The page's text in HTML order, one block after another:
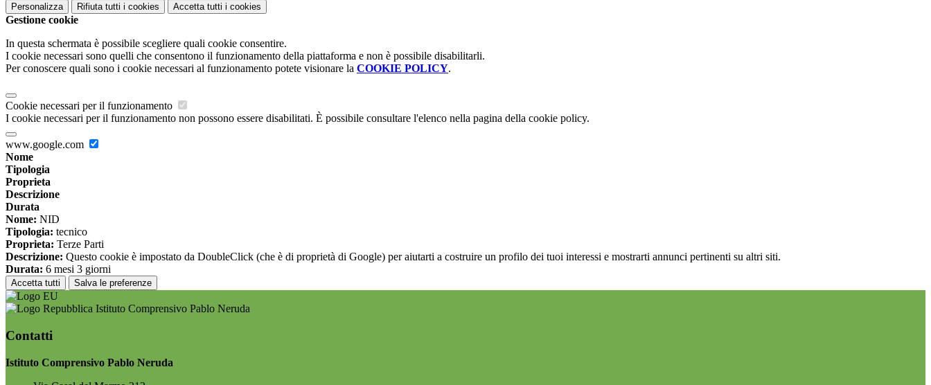
Personalizza Rifiuta tutti i cookies Accetta tutti i cookies
Gestione cookie
In questa schermata è possibile scegliere quali cookie consentire.
I cookie necessari sono quelli che consentono il funzionamento della piattaforma e non è possibile disabilitarli.
Per conoscere quali sono i cookie necessari al funzionamento potete visionare la COOKIE POLICY.
Cookie necessari per il funzionamento
I cookie necessari per il funzionamento non possono essere disabilitati. È possibile consultare l'elenco nella pagina della cookie policy.
www.google.com
Nome
Tipologia
Proprieta
Descrizione
Durata
Nome: NID
Tipologia: tecnico
Proprieta: Terze Parti
Descrizione: Questo cookie è impostato da DoubleClick (che è di proprietà di Google) per aiutarti a costruire un profilo dei tuoi interessi e mostrarti annunci pertinenti su altri siti.
Durata: 6 mesi 3 giorni
Accetta tutti Salva le preferenze
Istituto Comprensivo Pablo Neruda
Contatti
Istituto Comprensivo Pablo Neruda